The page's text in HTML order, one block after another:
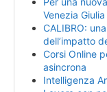
Venezia Giulia
CALIBRO:
dell’impatto
Corsi Online
asincrona
Intelligenza